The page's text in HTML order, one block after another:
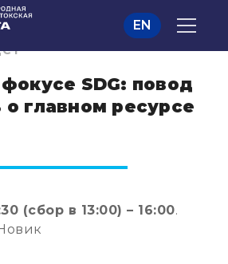
EN
SDG: повод
о главном ресурсе
(сбор в 13:00) – 16:00.